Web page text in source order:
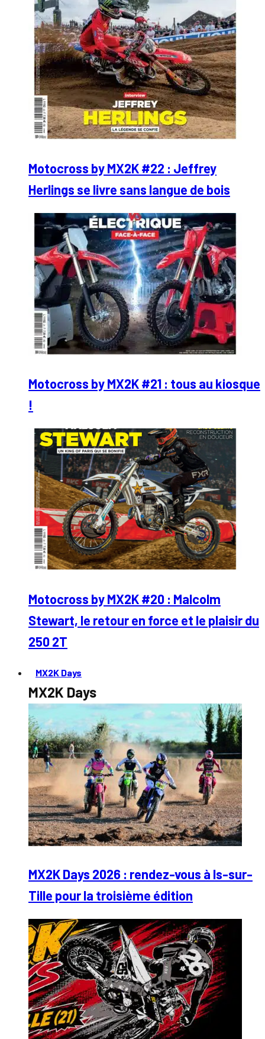
Motocross by MX2K #22 : Jeffrey
Herlings se livre sans langue de bois
Motocross by MX2K #21 : tous au kiosque
!
Motocross by MX2K #20 : Malcolm
Stewart, le retour en force et le plaisir du
250 2T
MX2K Days
MX2K Days
MX2K Days 2026 : rendez-vous à Is-sur-
Tille pour la troisième édition